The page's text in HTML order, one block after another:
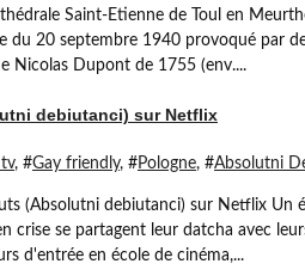
Saint-Etienne de Toul en
du 20 septembre 1940 provoqué par
Nicolas Dupont de 1755 (env....
debiutanci) sur Netflix
, #Gay friendly, #Pologne, #Absolutni
(Absolutni debiutanci) sur Netflix Un
crise se partagent leur datcha avec
d'entrée en école de cinéma,...